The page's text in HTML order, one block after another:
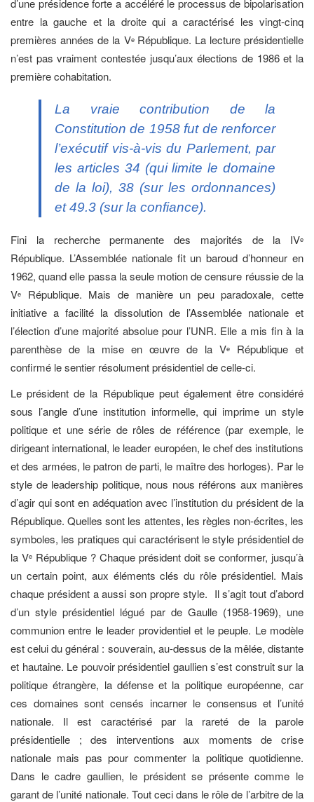
d’une présidence forte a accéléré le processus de bipolarisation
entre la gauche et la droite qui a caractérisé les vingt-cinq
premières années de la Ve République. La lecture présidentielle
n’est pas vraiment contestée jusqu’aux élections de 1986 et la
première cohabitation.
La vraie contribution de la
Constitution de 1958 fut de renforcer
l’exécutif vis-à-vis du Parlement, par
les articles 34 (qui limite le domaine
de la loi), 38 (sur les ordonnances)
et 49.3 (sur la confiance).
Fini la recherche permanente des majorités de la IVe
République. L’Assemblée nationale fit un baroud d’honneur en
1962, quand elle passa la seule motion de censure réussie de la
Ve
République. Mais de manière un peu paradoxale, cette
initiative a facilité la dissolution de l’Assemblée nationale et
l’élection d’une majorité absolue pour l’UNR. Elle a mis fin à la
parenthèse de la mise en œuvre de la Ve
République et
confirmé le sentier résolument présidentiel de celle-ci.
Le président de la République peut également être considéré
sous l’angle d’une institution informelle, qui imprime un style
politique et une série de rôles de référence (par exemple, le
dirigeant international, le leader européen, le chef des institutions
et des armées, le patron de parti, le maître des horloges). Par le
style de leadership politique, nous nous référons aux manières
d’agir qui sont en adéquation avec l’institution du président de la
République. Quelles sont les attentes, les règles non-écrites, les
symboles, les pratiques qui caractérisent le style présidentiel de
la Ve République ? Chaque président doit se conformer, jusqu’à
un certain point, aux éléments clés du rôle présidentiel. Mais
chaque président a aussi son propre style. Il s’agit tout d’abord
d’un style présidentiel légué par de Gaulle (1958-1969), une
communion entre le leader providentiel et le peuple. Le modèle
est celui du général : souverain, au-dessus de la mêlée, distante
et hautaine. Le pouvoir présidentiel gaullien s’est construit sur la
politique étrangère, la défense et la politique européenne, car
ces domaines sont censés incarner le consensus et l’unité
nationale. Il est caractérisé par la rareté de la parole
présidentielle ; des interventions aux moments de crise
nationale mais pas pour commenter la politique quotidienne.
Dans le cadre gaullien, le président se présente comme le
garant de l’unité nationale. Tout ceci dans le rôle de l’arbitre de la